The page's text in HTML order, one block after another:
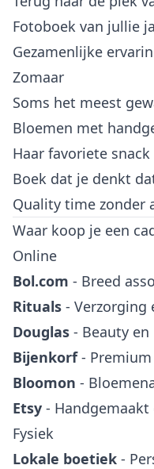
Fotoboek van jullie
Gezamenlijke
Zomaar
Soms het meest
Bloemen met
Haar favoriete
Boek dat je denkt
Quality time zonder
Waar koop je een
Online
Bol.com - Breed
Rituals - Verzorging
Douglas - Beauty
Bijenkorf- Premium
Bloomon -
Etsy - Handgemaakt
Fysiek
Lokale boetiek -